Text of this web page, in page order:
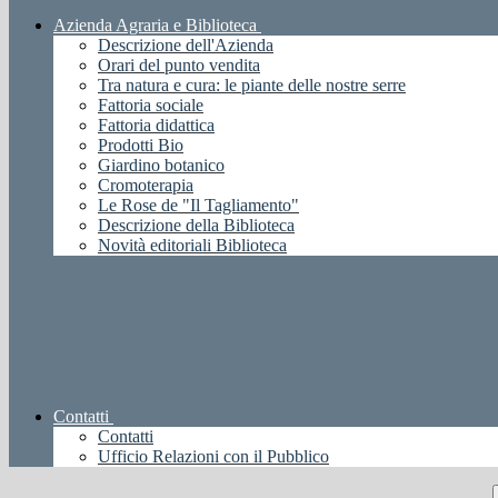
Azienda Agraria e Biblioteca
Descrizione dell'Azienda
Orari del punto vendita
Tra natura e cura: le piante delle nostre serre
Fattoria sociale
Fattoria didattica
Prodotti Bio
Giardino botanico
Cromoterapia
Le Rose de "Il Tagliamento"
Descrizione della Biblioteca
Novità editoriali Biblioteca
Contatti
Contatti
Ufficio Relazioni con il Pubblico